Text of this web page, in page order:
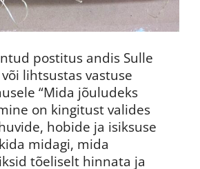
postitus andis Sulle
lihtsustas vastuse
“Mida jõuludeks
on kingitust valides
hobide ja isiksuse
midagi, mida
tõeliselt hinnata ja